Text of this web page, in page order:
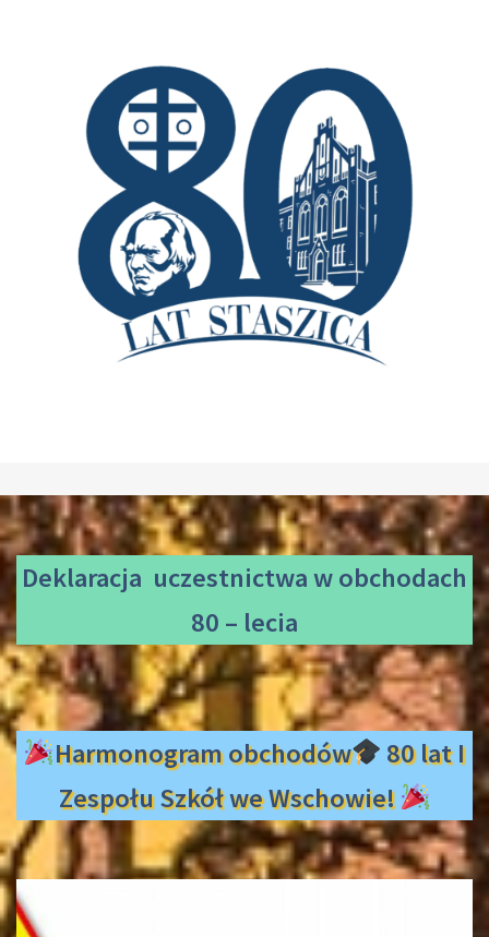
Deklaracja uczestnictwaw obchodach
80 – lecia
Harmonogram obchodów
80 lat I
Zespołu Szkół we Wschowie!